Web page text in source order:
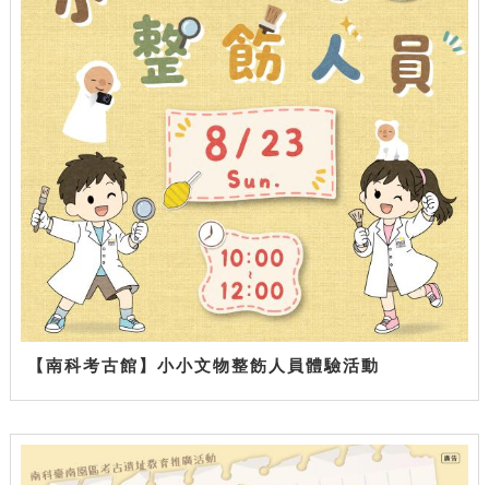
【南科考古館】小小文物整飭人員體驗活動